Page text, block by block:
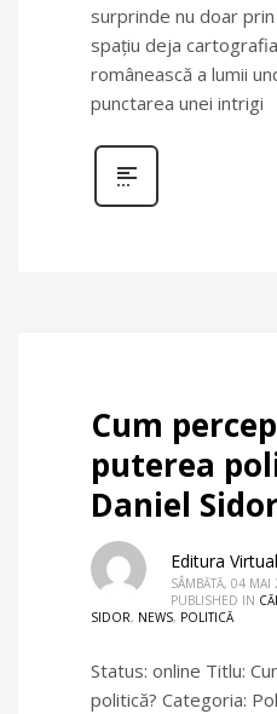
surprinde nu doar
spaţiu deja
românească a lumii
punctarea unei intrigi
Cum
puterea
Daniel
Editura
SÂMBĂTĂ, 04 MAI
PUBLISHED IN
SIDOR, NEWS, POLITICĂ
Status: online Titlu:
politică? Categoria: